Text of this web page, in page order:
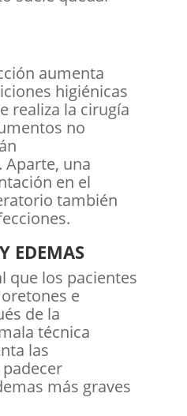
aumenta
higiénicas
realiza la cirugía
no
una
en el
también
EDEMAS
que los pacientes
e
de la
técnica
las
más graves